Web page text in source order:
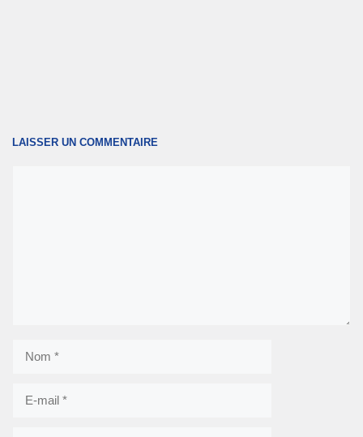
LAISSER UN COMMENTAIRE
mail